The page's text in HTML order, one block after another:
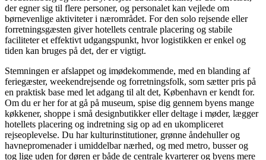
der egner sig til flere personer, og personalet kan vejlede om
børnevenlige aktiviteter i nærområdet. For den solo rejsende eller
forretningsgæsten giver hotellets centrale placering og stabile
faciliteter et effektivt udgangspunkt, hvor logistikken er enkel og
tiden kan bruges på det, der er vigtigt.
Stemningen er afslappet og imødekommende, med en blanding af
feriegæster, weekendrejsende og forretningsfolk, som sætter pris på
en praktisk base med let adgang til alt det, København er kendt for.
Om du er her for at gå på museum, spise dig gennem byens mange
køkkener, shoppe i små designbutikker eller deltage i møder, lægger
hotellets placering og indretning sig op ad en ukompliceret
rejseoplevelse. Du har kulturinstitutioner, grønne åndehuller og
havnepromenader i umiddelbar nærhed, og med metro, busser og
tog lige uden for døren er både de centrale kvarterer og byens mere